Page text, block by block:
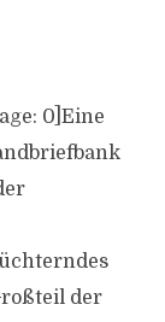
0]Eine
der